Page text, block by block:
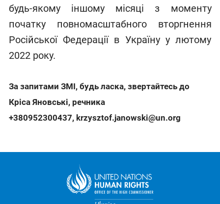
будь-якому іншому місяці з моменту
початку повномасштабного вторгнення
Російської Федерації в Україну у лютому
2022 року.
За запитами ЗМІ, будь ласка, звертайтесь до
Кріса Яновські, речника
+380952300437, krzysztof.janowski@un.org